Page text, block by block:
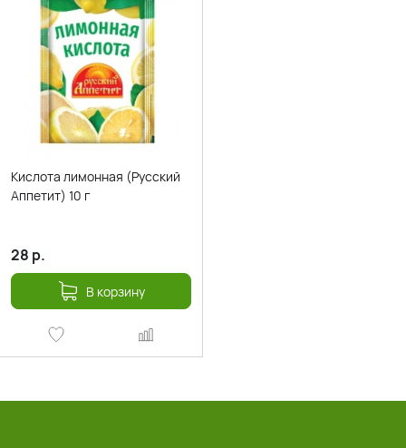
Кислота лимонная (Русский
Аппетит) 10 г
28 р.
В корзину